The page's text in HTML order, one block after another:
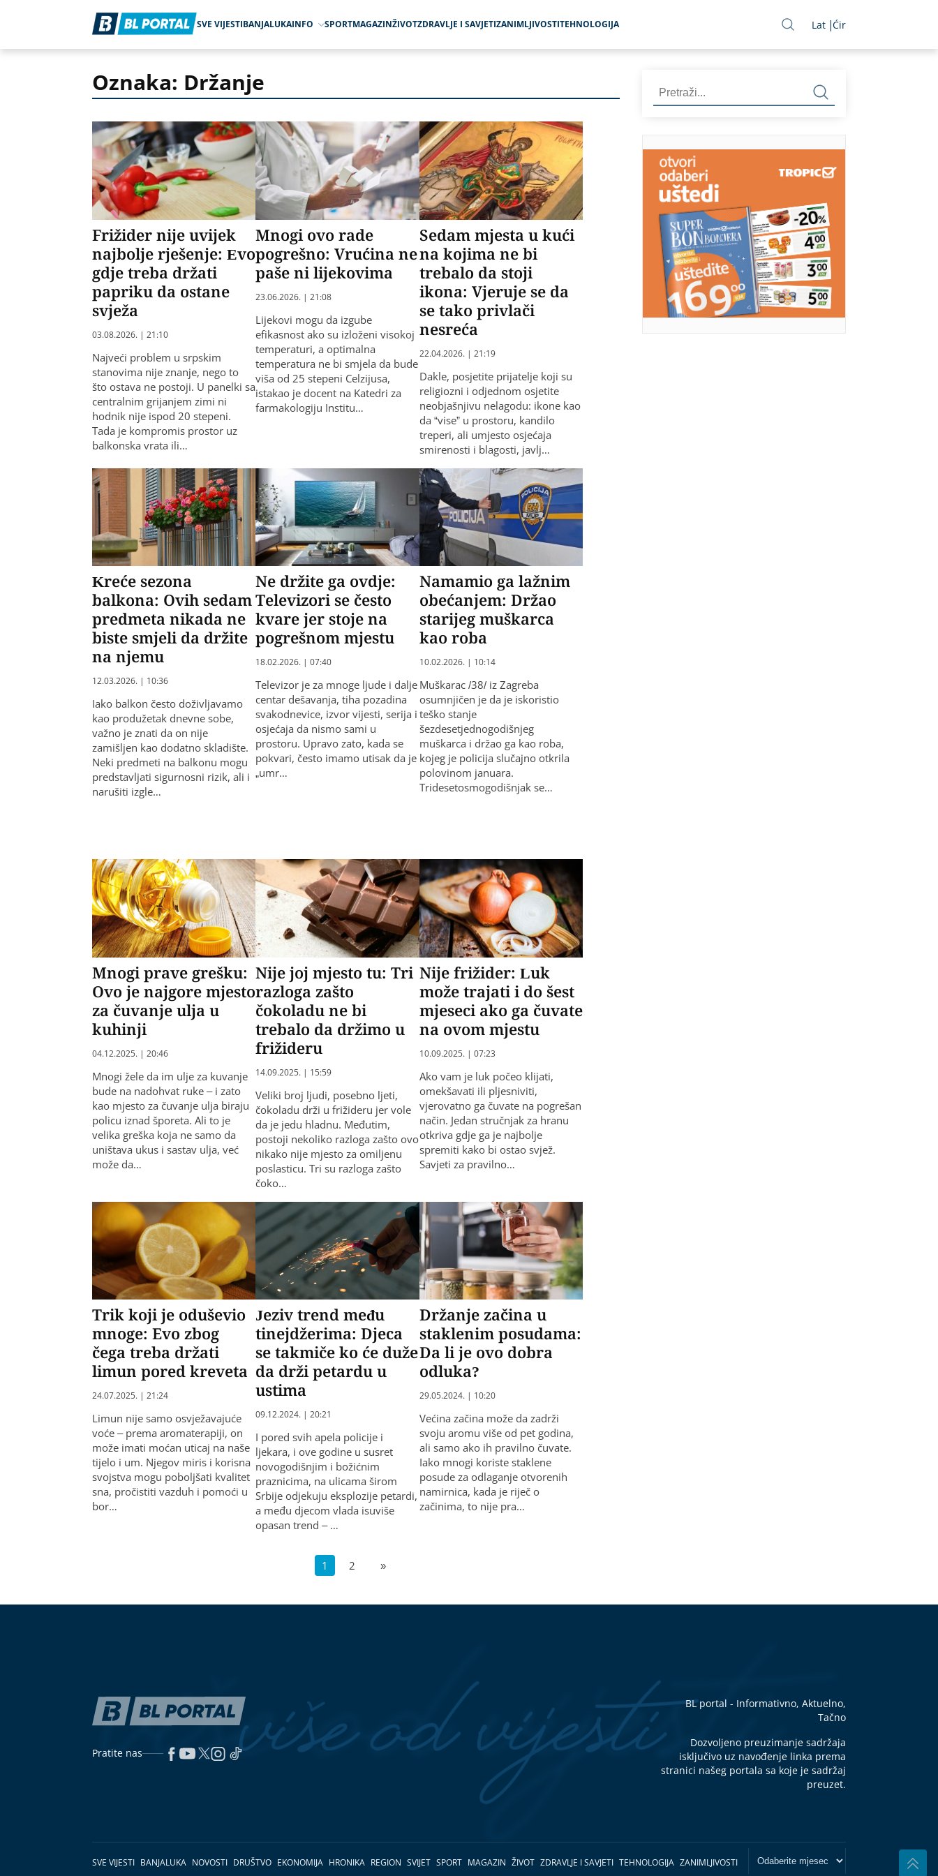
SVE VIJESTIBANJALUKAINFO SPORTMAGAZINŽIVOTZDRAVLJE I SAVJETIZANIMLJIVOSTITEHNOLOGIJA Lat Ćir
Oznaka: Držanje
Frižider nije uvijek
najbolje rješenje: Evo
gdje treba držati
papriku da ostane
svježa
03.08.2026. | 21:10
Najveći problem u srpskim
stanovima nije znanje, nego to
što ostava ne postoji. U panelki sa
centralnim grijanjem zimi ni
hodnik nije ispod 20 stepeni.
Tada je kompromis prostor uz
balkonska vrata ili…
Mnogi ovo rade
pogrešno: Vrućina ne
paše ni lijekovima
23.06.2026. | 21:08
Lijekovi mogu da izgube
efikasnost ako su izloženi visokoj
temperaturi, a optimalna
temperatura ne bi smjela da bude
viša od 25 stepeni Celzijusa,
istakao je docent na Katedri za
farmakologiju Institu…
Sedam mjesta u kući
na kojima ne bi
trebalo da stoji
ikona: Vjeruje se da
se tako privlači
nesreća
22.04.2026. | 21:19
Dakle, posjetite prijatelje koji su
religiozni i odjednom osjetite
neobjašnjivu nelagodu: ikone kao
da “vise” u prostoru, kandilo
treperi, ali umjesto osjećaja
smirenosti i blagosti, javlj…
Kreće sezona
balkona: Ovih sedam
predmeta nikada ne
biste smjeli da držite
na njemu
12.03.2026. | 10:36
Iako balkon često doživljavamo
kao produžetak dnevne sobe,
važno je znati da on nije
zamišljen kao dodatno skladište.
Neki predmeti na balkonu mogu
predstavljati sigurnosni rizik, ali i
narušiti izgle…
Ne držite ga ovdje:
Televizori se često
kvare jer stoje na
pogrešnom mjestu
18.02.2026. | 07:40
Televizor je za mnoge ljude i dalje
centar dešavanja, tiha pozadina
svakodnevice, izvor vijesti, serija i
osjećaja da nismo sami u
prostoru. Upravo zato, kada se
pokvari, često imamo utisak da je
„umr…
Namamio ga lažnim
obećanjem: Držao
starijeg muškarca
kao roba
10.02.2026. | 10:14
Muškarac /38/ iz Zagreba
osumnjičen je da je iskoristio
teško stanje
šezdesetjednogodišnjeg
muškarca i držao ga kao roba,
kojeg je policija slučajno otkrila
polovinom januara.
Tridesetosmogodišnjak se…
Mnogi prave grešku:
Ovo je najgore mjesto
za čuvanje ulja u
kuhinji
04.12.2025. | 20:46
Mnogi žele da im ulje za kuvanje
bude na nadohvat ruke – i zato
kao mjesto za čuvanje ulja biraju
policu iznad šporeta. Ali to je
velika greška koja ne samo da
uništava ukus i sastav ulja, već
može da…
Nije joj mjesto tu: Tri
razloga zašto
čokoladu ne bi
trebalo da držimo u
frižideru
14.09.2025. | 15:59
Veliki broj ljudi, posebno ljeti,
čokoladu drži u frižideru jer vole
da je jedu hladnu. Međutim,
postoji nekoliko razloga zašto ovo
nikako nije mjesto za omiljenu
poslasticu. Tri su razloga zašto
čoko…
Nije frižider: Luk
može trajati i do šest
mjeseci ako ga čuvate
na ovom mjestu
10.09.2025. | 07:23
Ako vam je luk počeo klijati,
omekšavati ili pljesniviti,
vjerovatno ga čuvate na pogrešan
način. Jedan stručnjak za hranu
otkriva gdje ga je najbolje
spremiti kako bi ostao svjež.
Savjeti za pravilno…
Trik koji je oduševio
mnoge: Еvo zbog
čega treba držati
limun pored kreveta
24.07.2025. | 21:24
Limun nije samo osvježavajuće
voće – prema aromaterapiji, on
može imati moćan uticaj na naše
tijelo i um. Njegov miris i korisna
svojstva mogu poboljšati kvalitet
sna, pročistiti vazduh i pomoći u
bor…
Jeziv trend među
tinejdžerima: Djeca
se takmiče ko će duže
da drži petardu u
ustima
09.12.2024. | 20:21
I pored svih apela policije i
ljekara, i ove godine u susret
novogodišnjim i božićnim
praznicima, na ulicama širom
Srbije odjekuju eksplozije petardi,
a među djecom vlada isuviše
opasan trend – …
Držanje začina u
staklenim posudama:
Da li je ovo dobra
odluka?
29.05.2024. | 10:20
Većina začina može da zadrži
svoju aromu više od pet godina,
ali samo ako ih pravilno čuvate.
Iako mnogi koriste staklene
posude za odlaganje otvorenih
namirnica, kada je riječ o
začinima, to nije pra…
1 2 »
Pratite nas
BL portal - Informativno, Aktuelno,
Tačno
Dozvoljeno preuzimanje sadržaja
isključivo uz navođenje linka prema
stranici našeg portala sa koje je sadržaj
preuzet.
SVE VIJESTI BANJALUKA NOVOSTI DRUŠTVO EKONOMIJA HRONIKA REGION SVIJET SPORT MAGAZIN ŽIVOT ZDRAVLJE I SAVJETI TEHNOLOGIJA ZANIMLJIVOSTI